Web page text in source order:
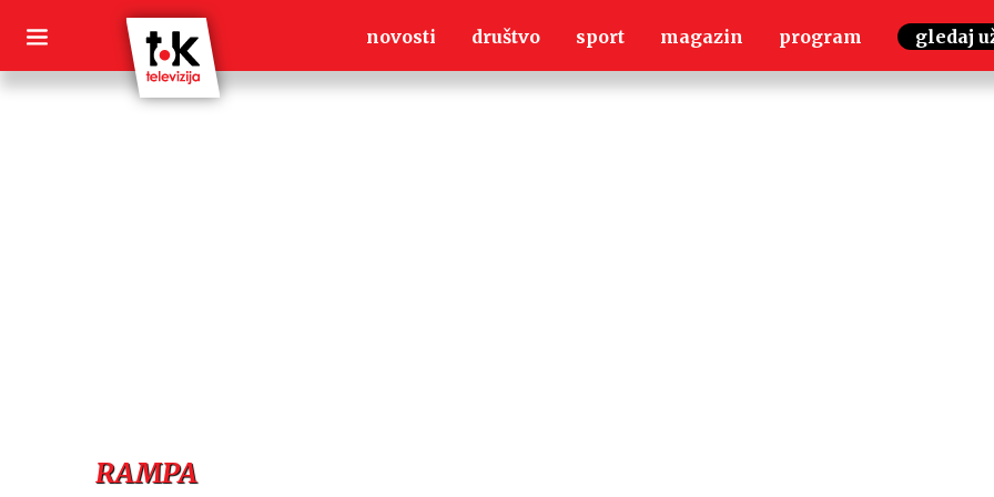
content
novosti društvo sport magazin program gledaj
RAMPA